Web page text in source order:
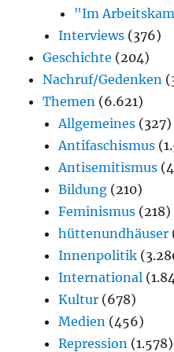
"Im
Interviews (376)
Geschichte (204)
Nachruf/Gedenken
Themen (6.621)
Allgemeines (327)
Antifaschismus
Antisemitismus
Bildung (210)
Feminismus (218)
hüttenundhäuser
Innenpolitik
International
Kultur (678)
Medien (456)
Repression (1.578)